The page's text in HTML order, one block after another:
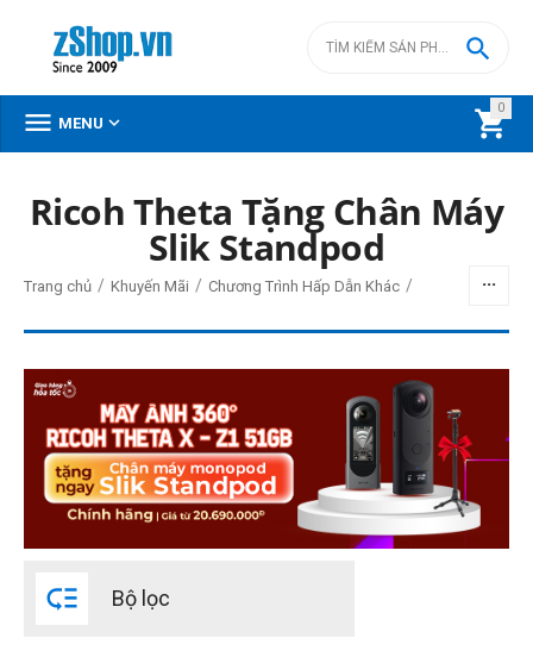
0


 MENU 
Giá
đ– đ
24990000
Ricoh Theta Tặng Chân Máy
Slik Standpod
Trang chủ / Khuyến Mãi / Chương Trình Hấp Dẫn Khác /
 Bộ lọc